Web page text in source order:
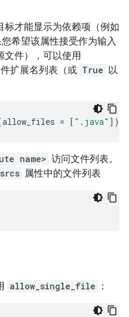
才能显示为依赖项（例如
希望该属性接受作为输入
文件），可以使用
扩展名列表（或 True 以
allow_files = [ ".java" ]),
name> 访问文件列表。
srcs 属性中的文件列表
allow_single_file ：